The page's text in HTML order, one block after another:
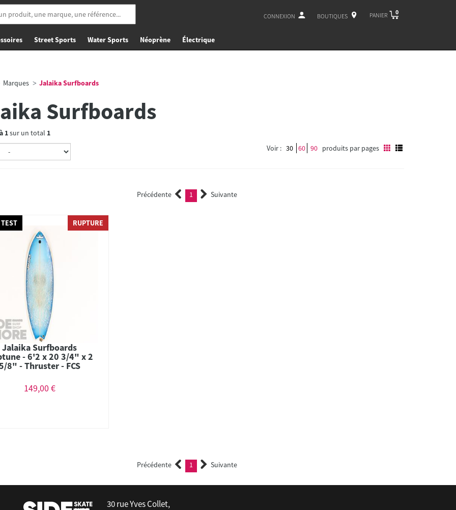
CONNEXION BOUTIQUES PANIER 0
Street Sports Water Sports Néoprène Électrique
Marques Jalaika Surfboards
Surfboards
1sur un total 1
Voir : 30 60 90 produits par pages
Précédente 1 (current)Suivante
RUPTURE
Jalaika Surfboards
- 6'2 x 20 3/4" x 2
8" - Thruster - FCS
149,00 €
Précédente 1 (current)Suivante
30 rue Yves Collet,